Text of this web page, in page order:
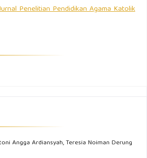
Penelitian Pendidikan Agama Katolik
Angga Ardiansyah, Teresia Noiman Derung